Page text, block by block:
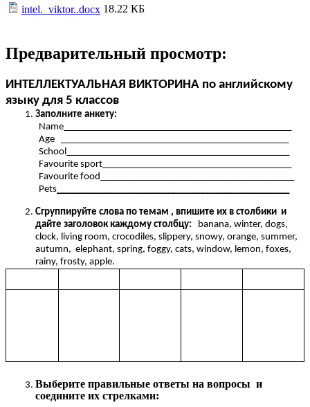
intel._viktor..docx 18.22 КБ
Предварительный просмотр:
ИНТЕЛЛЕКТУАЛЬНАЯ ВИКТОРИНА по английскому
языку для 5 классов
Заполните анкету:
Name_______________________________________________
Age _______________________________________________
School______________________________________________
Favourite sport_______________________________________
Favourite food________________________________________
Pets
Cгруппируйте слова по темам , впишите их в столбики и
дайте заголовок каждому столбцу: banana, winter, dogs,
clock, living room, crocodiles, slippery, snowy, orange, summer,
autumn, elephant, spring, foggy, cats, window, lemon, foxes,
rainy, frosty, apple.
Выберите правильные ответы на вопросы и
соедините их стрелками: